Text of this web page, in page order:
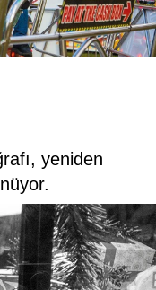
yeniden